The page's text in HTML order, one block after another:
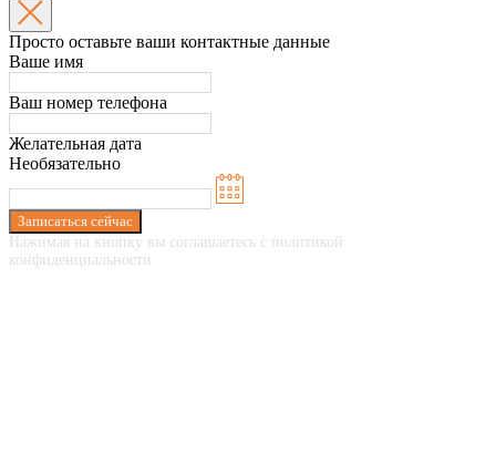
Просто оставьте ваши контактные данные
Ваше имя
Ваш номер телефона
Желательная дата
Необязательно
Записаться сейчас
Нажимая на кнопку вы соглашаетесь с политикой
конфиденциальности